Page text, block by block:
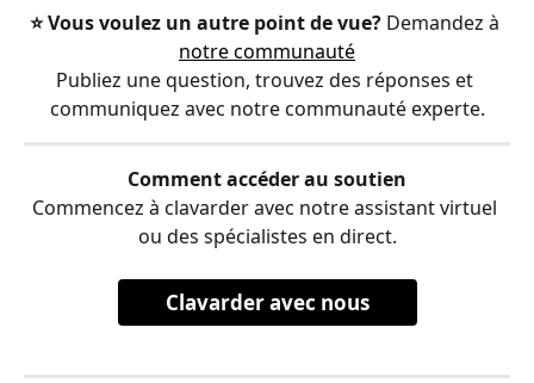
⭐️ Vous voulez un autre point de vue? Demandez à
notre communauté
Publiez une question, trouvez des réponses et
communiquez avec notre communauté experte.
Comment accéder au soutien
Commencez à clavarder avec notre assistant virtuel
ou des spécialistes en direct.
Clavarder avec nous